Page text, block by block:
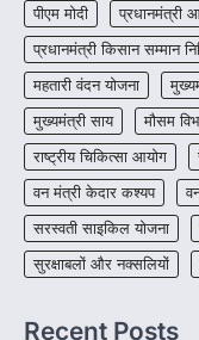
पीएम मोदी
प्रधानमंत्री
प्रधानमंत्री किसान सम्मान
महतारी वंदन योजना
मुख्यमंत्री साय
मौसम
राष्ट्रीय चिकित्सा आयोग
वन मंत्री केदार कश्यप
सरस्वती साइकिल योजना
सुरक्षाबलों और नक्सलियों
Recent Posts